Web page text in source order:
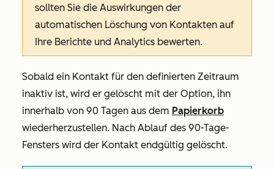
sollten Sie die Auswirkungen der
automatischen Löschung von Kontakten auf
Ihre Berichte und Analytics bewerten.
Sobald ein Kontakt für den definierten Zeitraum
inaktiv ist, wird er gelöscht mit der Option, ihn
innerhalb von 90 Tagen aus dem Papierkorb
wiederherzustellen. Nach Ablauf des 90-Tage-
Fensters wird der Kontakt endgültig gelöscht.